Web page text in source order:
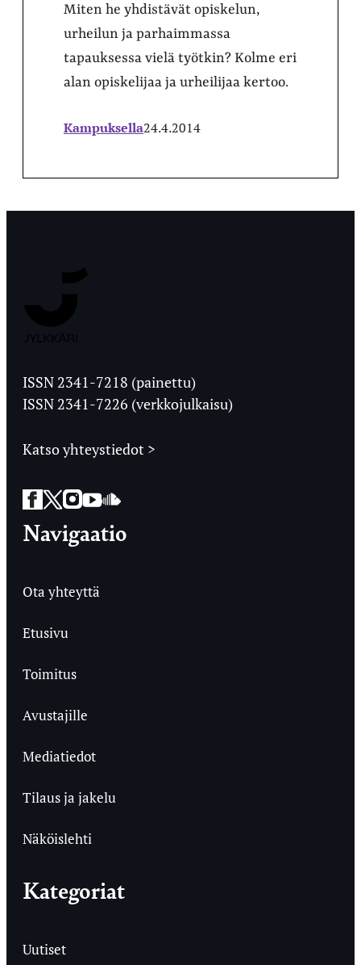
Miten he yhdistävät opiskelun,
urheilun ja parhaimmassa
tapauksessa vielä työtkin? Kolme eri
alan opiskelijaa ja urheilijaa kertoo.
Kampuksella24.4.2014
Ylioppilaslehti
ISSN 2341-7218 (painettu)
ISSN 2341-7226 (verkkojulkaisu)
Katso yhteystiedot >
Facebook
Twitter
Instagram
YouTube
SoundCloud
Navigaatio
Ota yhteyttä
Etusivu
Toimitus
Avustajille
Mediatiedot
Tilaus ja jakelu
Näköislehti
Kategoriat
Uutiset